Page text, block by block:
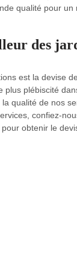
qualité pour
des
est la devise
plus plébiscité
qualité de nos
confiez-
obtenir le